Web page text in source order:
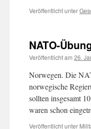
Veröffentlicht unter
NATO-
Veröffentlicht am 26.
Norwegen. Die
norwegische
sollten insgesamt
waren schon
Veröffentlicht unter